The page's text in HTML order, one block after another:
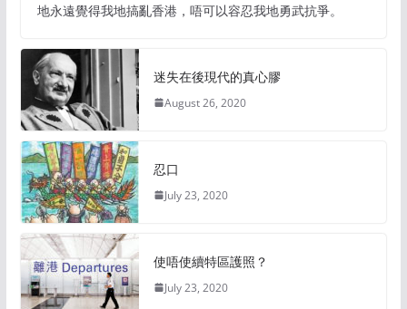
地永遠覺得我地搞亂香港，唔可以容忍我地勇武抗爭。
迷失在後現代的真心膠
August 26, 2020
忍口
July 23, 2020
使唔使續特區護照？
July 23, 2020